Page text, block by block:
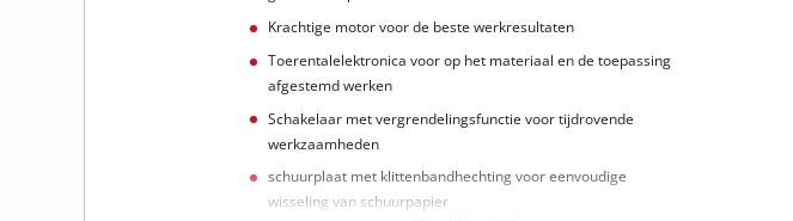
Krachtige motor voor de beste werkresultaten
Toerentalelektronica voor op het materiaal en de toepassing
afgestemd werken
Schakelaar met vergrendelingsfunctie voor tijdrovende
werkzaamheden
schuurplaat met klittenbandhechting voor eenvoudige
wisseling van schuurpapier